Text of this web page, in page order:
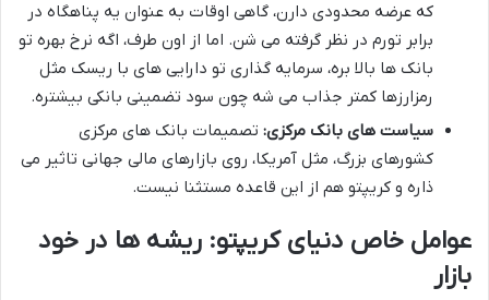
که عرضه محدودی دارن، گاهی اوقات به عنوان یه پناهگاه در
برابر تورم در نظر گرفته می شن. اما از اون طرف، اگه نرخ بهره تو
بانک ها بالا بره، سرمایه گذاری تو دارایی های با ریسک مثل
رمزارزها کمتر جذاب می شه چون سود تضمینی بانکی بیشتره.
سیاست های بانک مرکزی: تصمیمات بانک های مرکزی
کشورهای بزرگ، مثل آمریکا، روی بازارهای مالی جهانی تاثیر می
ذاره و کریپتو هم از این قاعده مستثنا نیست.
عوامل خاص دنیای کریپتو: ریشه ها در خود
بازار